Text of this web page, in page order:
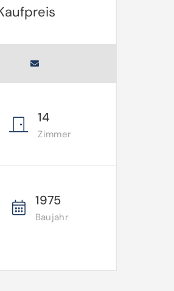
14
Zimmer
1975
Baujahr